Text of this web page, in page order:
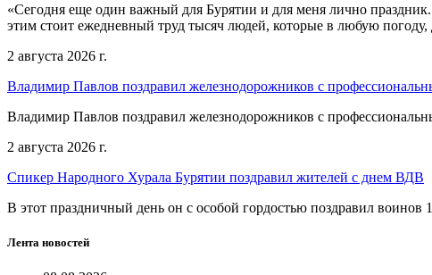
«Сегодня еще один важный для Бурятии и для меня лично
этим стоит ежедневный труд тысяч людей, которые в любую
2 августа 2026 г.
Владимир Павлов поздравил железнодорожников с
Владимир Павлов поздравил железнодорожников с
2 августа 2026 г.
Спикер Народного Хурала Бурятии поздравил жителей с днем ВДВ
В этот праздничный день он с особой гордостью поздравил
Лента новостей